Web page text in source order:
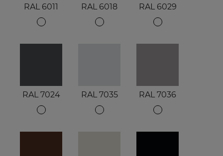
RAL 6011 RAL 6018 RAL 6029
RAL 7024 RAL 7035 RAL 7036